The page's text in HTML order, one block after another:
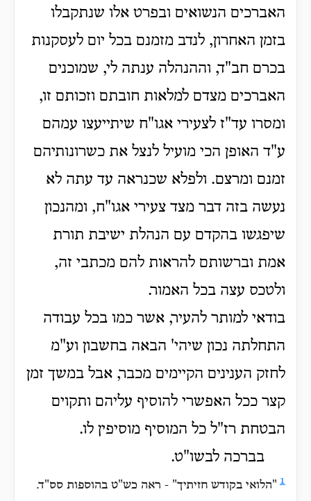
האברכים הנשואים ובפרט אלו שנתקבלו
בזמן האחרון, לנדב מזמנם בכל יום לעסקנות
בכרם חב"ד, וההנהלה ענתה לי, שמוכנים
האברכים מצדם למלאות חובתם וזכותם זו,
ומסרו עד"ז לצעירי אגו"ח שיתייעצו עמהם
ע"ד האופן הכי מועיל לנצל את כשרונותיהם
זמנם ומרצם. ולפלא שכנראה עד עתה לא
נעשה בזה דבר מצד צעירי אגו"ח, ומהנכון
שיפגשו בהקדם עם הנהלת ישיבת תורת
אמת וברשותם להראות להם מכתבי זה,
ולטכס עצה בכל האמור.
בודאי למותר להעיר, אשר כמו בכל עבודה
התחלתה נכון שיהי' הבאה בחשבון וע"מ
לחזק הענינים הקיימים מכבר, אבל במשך זמן
קצר ככל האפשרי להוסיף עליהם ותקוים
הבטחת רז"ל כל המוסיף מוסיפין לו.
בברכה לבשו"ט.
1 "הלואי בקודש חזיתיך" - ראה כש"ט בהוספות סס"ד.